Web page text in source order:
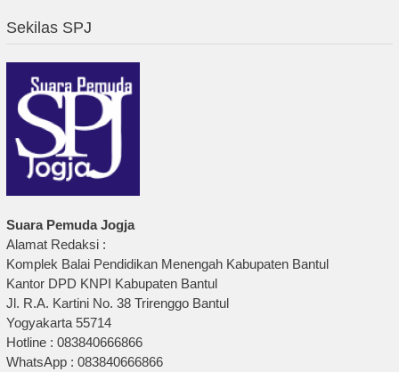
Sekilas SPJ
Suara Pemuda Jogja
Alamat Redaksi :
Komplek Balai Pendidikan Menengah Kabupaten Bantul
Kantor DPD KNPI Kabupaten Bantul
Jl. R.A. Kartini No. 38 Trirenggo Bantul
Yogyakarta 55714
Hotline : 083840666866
WhatsApp : 083840666866